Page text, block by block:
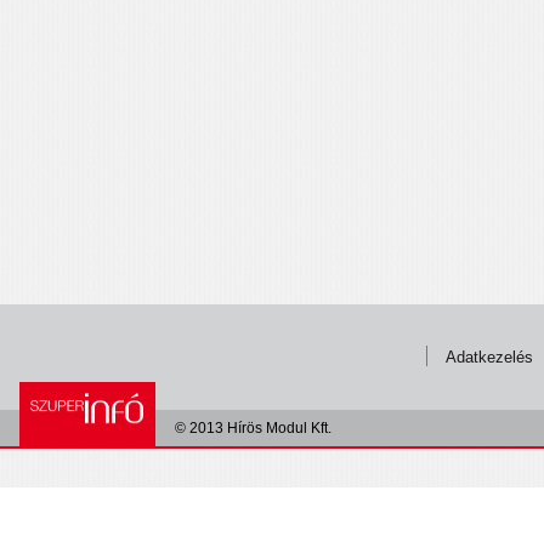
Adatkezelés
© 2013 Hírös Modul Kft.